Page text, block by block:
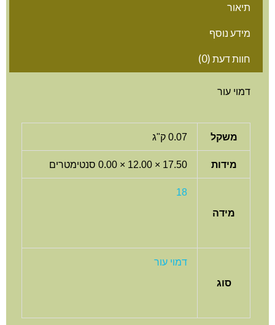
תיאור
מידע נוסף
חוות דעת (0)
דמוי עור
משקל 0.07 ק"ג
מידות 17.50 × 12.00 × 0.00 סנטימטרים
מידה
18
סוג
דמוי עור